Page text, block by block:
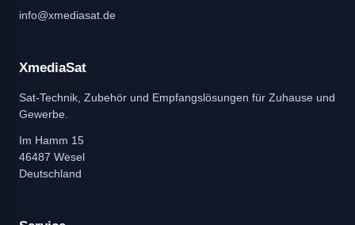
info@xmediasat.de
XmediaSat
Sat-Technik, Zubehör und Empfangslösungen für Zuhause und
Gewerbe.
Im Hamm 15
46487 Wesel
Deutschland